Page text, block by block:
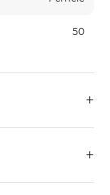
50
+
+